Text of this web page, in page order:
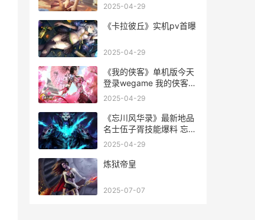
2025-04-29
《卡拉彼丘》实机pv首曝
2025-04-29
《我的侠客》单机版今天
登录wegame 我的侠客侠
客大全
2025-04-29
《忘川风华录》最新地品
名士伍子胥技能爆料 忘川
风华录奔驰中国官网
2025-04-29
炼狱帝皇
2025-07-07